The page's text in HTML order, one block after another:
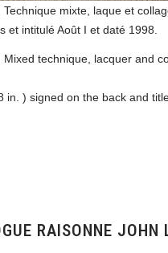
Technique mixte, laque et
et intitulé Août I et daté 1998.
Mixed technique, lacquer and
in. ) signed on the back and
RAISONNE JOHN